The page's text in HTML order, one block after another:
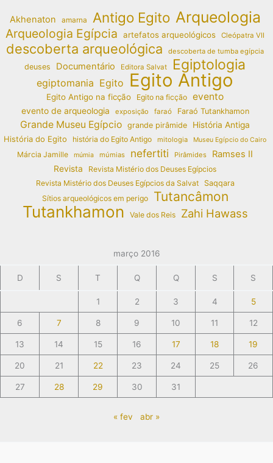
Akhenaton amarna Antigo Egito Arqueologia
Arqueologia Egípcia artefatos arqueológicos Cleópatra VII
descoberta arqueológica descoberta de tumba egípcia
deuses Documentário Editora Salvat Egiptologia
egiptomania Egito Egito Antigo
Egito Antigo na ficção Egito na ficção evento
evento de arqueologia exposição faraó Faraó Tutankhamon
Grande Museu Egípcio grande pirâmide
História Antiga
História do Egito
história do Egito Antigo mitologia Museu Egípcio do Cairo
Márcia Jamille múmia múmias nefertiti Pirâmides Ramses II
Revista
Revista Mistério dos Deuses Egípcios
Revista Mistério dos Deuses Egípcios da Salvat
Saqqara
Sítios arqueológicos em perigo
Tutancâmon
Tutankhamon Vale dos Reis Zahi Hawass
março 2016
D S T Q Q S S
1 2 3 4 5
6 7 8 9 10 11 12
13 14 15 16 17 18 19
20 21 22 23 24 25 26
27 28 29 30 31
« fev abr »